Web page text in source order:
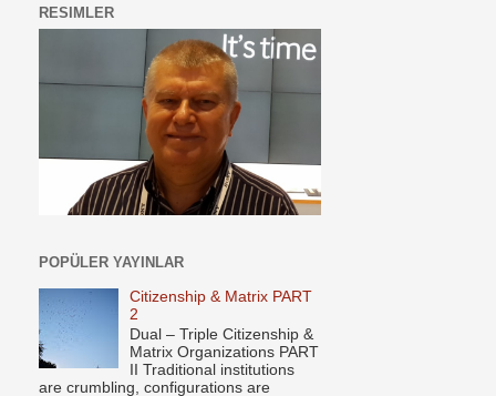
RESIMLER
POPÜLER YAYINLAR
Citizenship & Matrix PART
2
Dual – Triple Citizenship &
Matrix Organizations PART
II Traditional institutions
are crumbling, configurations are